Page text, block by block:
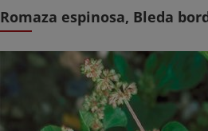
Romaza espinosa, Bleda